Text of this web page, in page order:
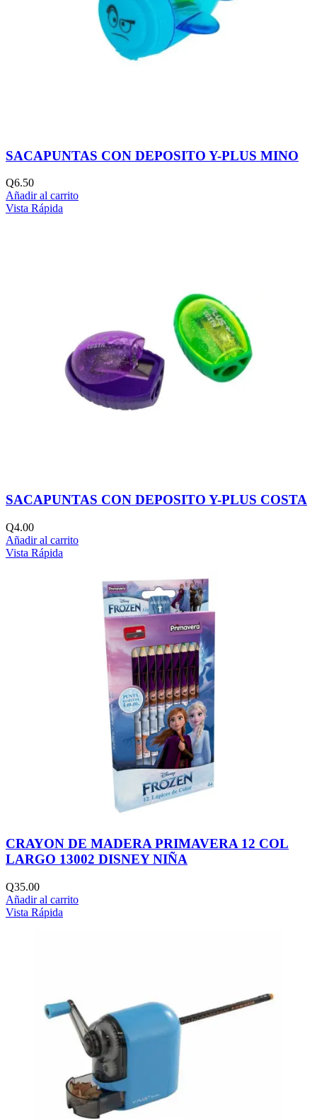
SACAPUNTAS CON DEPOSITO Y-PLUS MINO
Q6.50
Añadir al carrito
Vista Rápida
SACAPUNTAS CON DEPOSITO Y-PLUS COSTA
Q4.00
Añadir al carrito
Vista Rápida
CRAYON DE MADERA PRIMAVERA 12 COL
LARGO 13002 DISNEY NIÑA
Q35.00
Añadir al carrito
Vista Rápida